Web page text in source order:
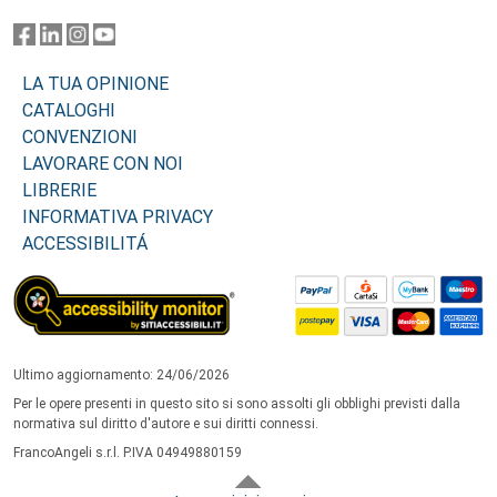
LA TUA OPINIONE
CATALOGHI
CONVENZIONI
LAVORARE CON NOI
LIBRERIE
INFORMATIVA PRIVACY
ACCESSIBILITÁ
Ultimo aggiornamento: 24/06/2026
Per le opere presenti in questo sito si sono assolti gli obblighi previsti dalla
normativa sul diritto d'autore e sui diritti connessi.
FrancoAngeli s.r.l. P.IVA 04949880159